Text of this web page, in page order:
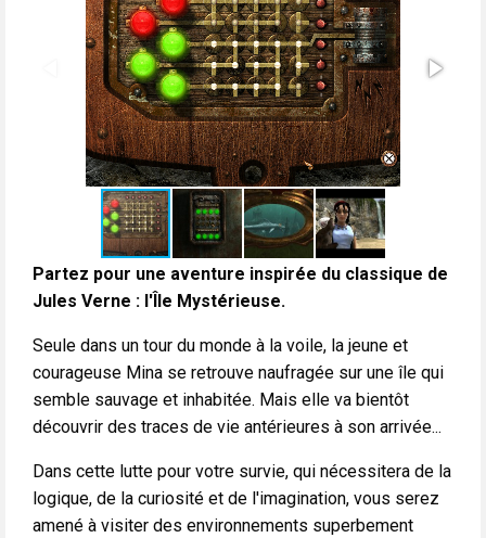
Partez pour une aventure inspirée du classique de
Jules Verne : l'Île Mystérieuse.
Seule dans un tour du monde à la voile, la jeune et
courageuse Mina se retrouve naufragée sur une île qui
semble sauvage et inhabitée. Mais elle va bientôt
découvrir des traces de vie antérieures à son arrivée...
Dans cette lutte pour votre survie, qui nécessitera de la
logique, de la curiosité et de l'imagination, vous serez
amené à visiter des environnements superbement